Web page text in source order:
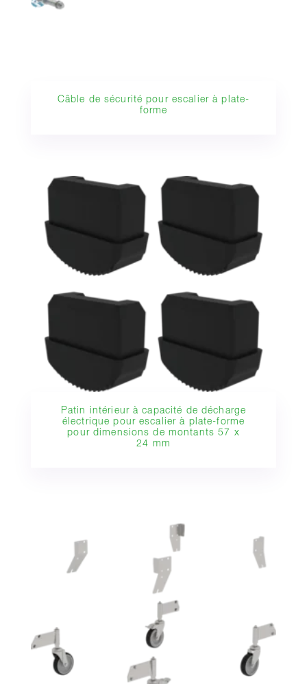
Câble de sécurité pour escalier à plate-
forme
Patin intérieur à capacité de décharge
électrique pour escalier à plate-forme
pour dimensions de montants 57 x
24 mm